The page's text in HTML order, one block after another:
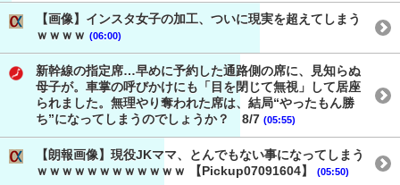
【画像】インスタ女子の加工、ついに現実を超えてしまう
ｗｗｗｗ (06:00)
新幹線の指定席…早めに予約した通路側の席に、見知らぬ
母子が。車掌の呼びかけにも「目を閉じて無視」して居座
られました。無理やり奪われた席は、結局“やったもん勝
ち”になってしまうのでしょうか？ 8/7 (05:55)
【朗報画像】現役JKママ、とんでもない事になってしまう
ｗｗｗｗｗｗｗｗｗｗｗｗ 【Pickup07091604】
(05:50)